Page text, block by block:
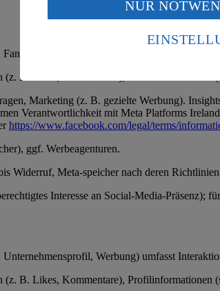
Werbung) umfasst Interaktionen mit
(z. B. Likes, Kommentare), Profilinformationen
Marketing (z. B. gezielte Werbung).
Verantwortlichkeit mit Meta Platforms
https://www.facebook.com/legal/terms/
ggf. Werbeagenturen.
Widerruf, Meta-speicher nach deren
Interesse an Social-Media-
Werbung) umfasst
(z. B. Likes, Kommentare), Profilinformationen
ein, dass deine Daten in den USA
einem nach europäischen Standards
Risiko eines Zugriffs durch US-
NUR